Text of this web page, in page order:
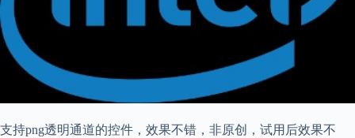
支持png透明通道的控件，效果不错，非原创，试用后效果不